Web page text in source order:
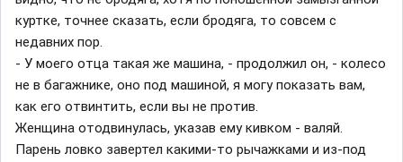
куртке, точнее сказать, если бродяга, то совсем с
недавних пор.
- У моего отца такая же машина, - продолжил он, - колесо
не в багажнике, оно под машиной, я могу показать вам,
как его отвинтить, если вы не против.
Женщина отодвинулась, указав ему кивком - валяй.
Парень ловко завертел какими-то рычажками и из-под